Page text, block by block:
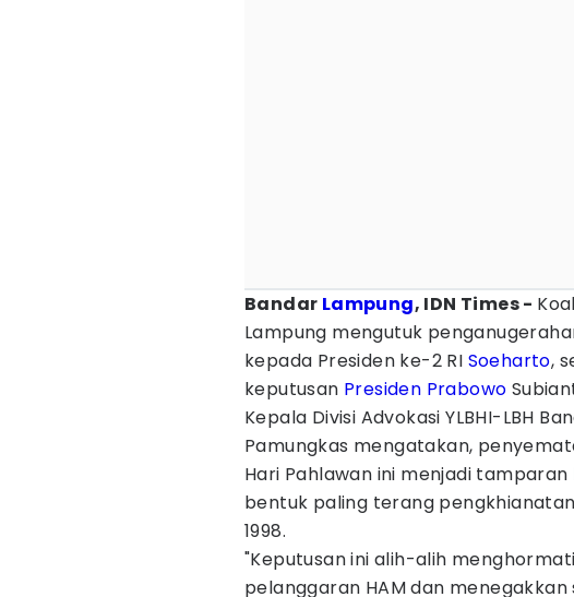
Bandar Lampung, IDN Times -
Lampung mengutuk
kepada Presiden ke-2 RI Soeharto,
keputusan Presiden Prabowo
Kepala Divisi Advokasi YLBHI-LBH
Pamungkas mengatakan,
Hari Pahlawan ini menjadi
bentuk paling terang
1998.
"Keputusan ini alih-alih
pelanggaran HAM dan